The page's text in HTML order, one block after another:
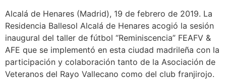
Alcalá de Henares (Madrid), 19 de febrero de 2019. La
Residencia Ballesol Alcalá de Henares acogió la sesión
inaugural del taller de fútbol “Reminiscencia” FEAFV &
AFE que se implementó en esta ciudad madrileña con la
participación y colaboración tanto de la Asociación de
Veteranos del Rayo Vallecano como del club franjirojo.